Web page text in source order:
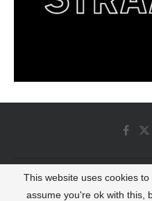
© 2022 - Luminous
This website uses cookies
assume you're ok with this,